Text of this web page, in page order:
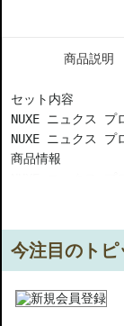
商品説明
セット内容
NUXE ニュクス
NUXE ニュクス
商品情報
ル)...人気ピーチ
肌や髪に数滴を塗
のクリーム製品に
ルとしてお使いく
して乾いた髪に塗
今注目のトピ